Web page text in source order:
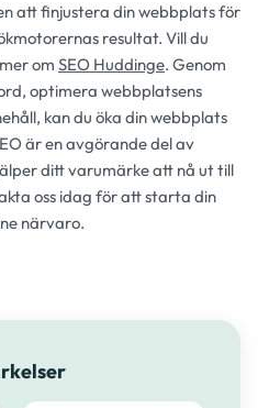
att finjustera din webbplats för
resultat. Vill du
om SEO Huddinge. Genom
optimera webbplatsens
kan du öka din webbplats
är en avgörande del av
ditt varumärke att nå ut till
oss idag för att starta din
närvaro.